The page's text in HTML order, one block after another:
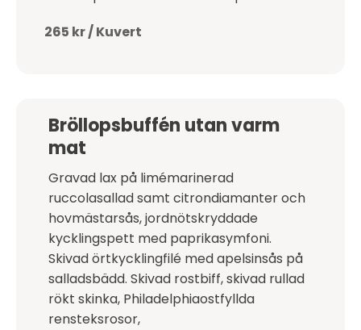
265 kr / Kuvert
Bröllopsbuffén utan varm
mat
Gravad lax på limémarinerad
ruccolasallad samt citrondiamanter och
hovmästarsås, jordnötskryddade
kycklingspett med paprikasymfoni.
Skivad örtkycklingfilé med apelsinsås på
salladsbädd. Skivad rostbiff, skivad rullad
rökt skinka, Philadelphiaostfyllda
rensteksrosor,